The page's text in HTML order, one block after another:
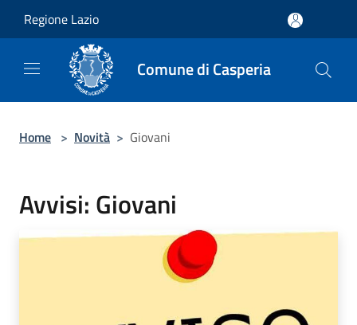
Regione Lazio
Comune di Casperia
Home > Novità > Giovani
Avvisi: Giovani